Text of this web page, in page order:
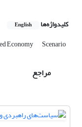
کلیدواژه‌ها English
Economy Scenario
مراجع